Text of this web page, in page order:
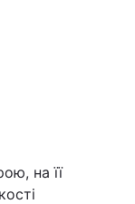
на її